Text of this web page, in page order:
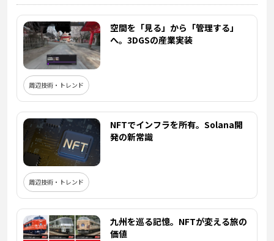
空間を「見る」から「管理する」
へ。3DGSの産業実装
周辺技術・トレンド
NFTでインフラを所有。Solana開
発の新常識
周辺技術・トレンド
九州を巡る記憶。NFTが変える旅の
価値